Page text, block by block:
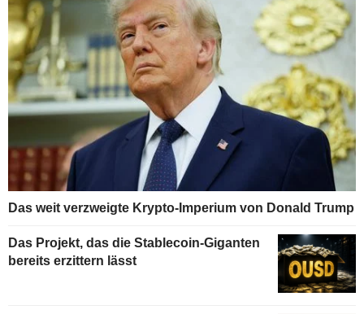
Das weit verzweigte Krypto-Imperium von Donald Trump
Das Projekt, das die Stablecoin-Giganten
bereits erzittern lässt